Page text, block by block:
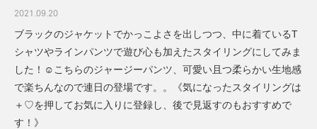
2021.09.20
ブラックのジャケットでかっこよさを出しつつ、中に着ているT
シャツやラインパンツで遊び心も加えたスタイリングにしてみま
した！☺︎こちらのジャージーパンツ、可愛い且つ柔らかい生地感
で楽ちんなので連日の登場です。。《気になったスタイリングは
＋♡を押してお気に入りに登録し、後で見返すのもおすすめで
す！》